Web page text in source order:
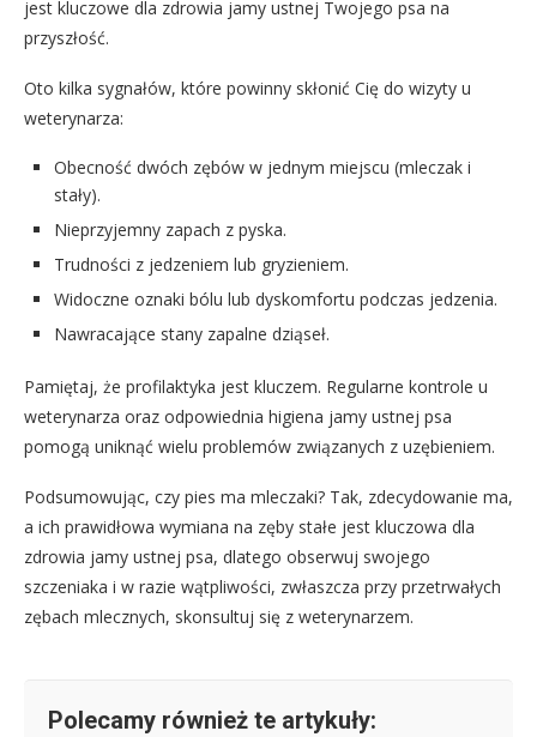
jest kluczowe dla zdrowia jamy ustnej Twojego psa na
przyszłość.
Oto kilka sygnałów, które powinny skłonić Cię do wizyty u
weterynarza:
Obecność dwóch zębów w jednym miejscu (mleczak i
stały).
Nieprzyjemny zapach z pyska.
Trudności z jedzeniem lub gryzieniem.
Widoczne oznaki bólu lub dyskomfortu podczas jedzenia.
Nawracające stany zapalne dziąseł.
Pamiętaj, że profilaktyka jest kluczem. Regularne kontrole u
weterynarza oraz odpowiednia higiena jamy ustnej psa
pomogą uniknąć wielu problemów związanych z uzębieniem.
Podsumowując, czy pies ma mleczaki? Tak, zdecydowanie ma,
a ich prawidłowa wymiana na zęby stałe jest kluczowa dla
zdrowia jamy ustnej psa, dlatego obserwuj swojego
szczeniaka i w razie wątpliwości, zwłaszcza przy przetrwałych
zębach mlecznych, skonsultuj się z weterynarzem.
Polecamy również te artykuły: